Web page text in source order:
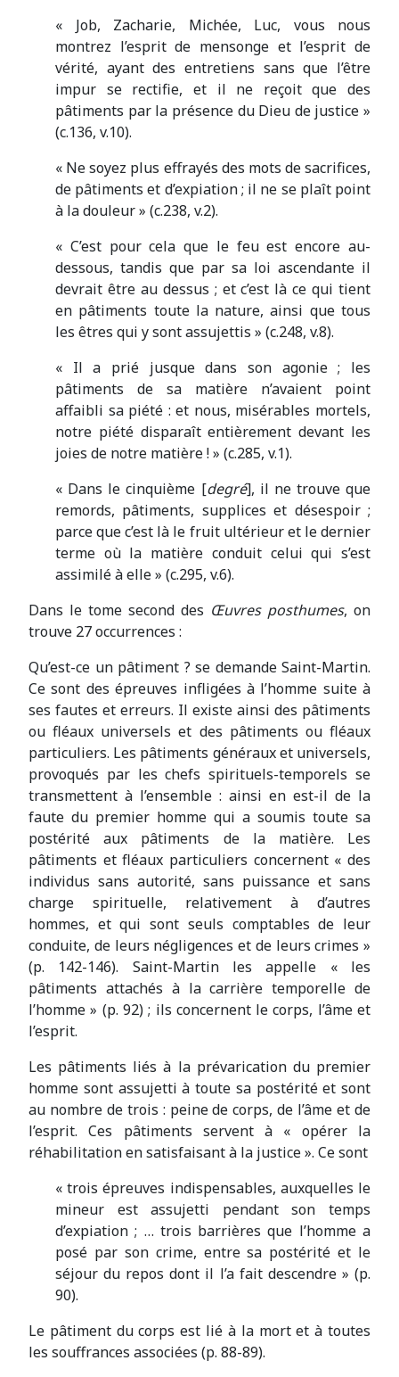
« Job, Zacharie, Michée, Luc, vous nous
montrez l’esprit de mensonge et l’esprit de
vérité, ayant des entretiens sans que l’être
impur se rectifie, et il ne reçoit que des
pâtiments par la présence du Dieu de justice »
(c.136, v.10).
« Ne soyez plus effrayés des mots de sacrifices,
de pâtiments et d’expiation ; il ne se plaît point
à la douleur » (c.238, v.2).
« C’est pour cela que le feu est encore au-
dessous, tandis que par sa loi ascendante il
devrait être au dessus ; et c’est là ce qui tient
en pâtiments toute la nature, ainsi que tous
les êtres qui y sont assujettis » (c.248, v.8).
« Il a prié jusque dans son agonie ; les
pâtiments de sa matière n’avaient point
affaibli sa piété : et nous, misérables mortels,
notre piété disparaît entièrement devant les
joies de notre matière ! » (c.285, v.1).
« Dans le cinquième [degré], il ne trouve que
remords, pâtiments, supplices et désespoir ;
parce que c’est là le fruit ultérieur et le dernier
terme où la matière conduit celui qui s’est
assimilé à elle » (c.295, v.6).
Dans le tome second des Œuvres posthumes, on
trouve 27 occurrences :
Qu’est-ce un pâtiment ? se demande Saint-Martin.
Ce sont des épreuves infligées à l’homme suite à
ses fautes et erreurs. Il existe ainsi des pâtiments
ou fléaux universels et des pâtiments ou fléaux
particuliers. Les pâtiments généraux et universels,
provoqués par les chefs spirituels-temporels se
transmettent à l’ensemble : ainsi en est-il de la
faute du premier homme qui a soumis toute sa
postérité aux pâtiments de la matière. Les
pâtiments et fléaux particuliers concernent « des
individus sans autorité, sans puissance et sans
charge spirituelle, relativement à d’autres
hommes, et qui sont seuls comptables de leur
conduite, de leurs négligences et de leurs crimes »
(p. 142-146). Saint-Martin les appelle « les
pâtiments attachés à la carrière temporelle de
l’homme » (p. 92) ; ils concernent le corps, l’âme et
l’esprit.
Les pâtiments liés à la prévarication du premier
homme sont assujetti à toute sa postérité et sont
au nombre de trois : peine de corps, de l’âme et de
l’esprit. Ces pâtiments servent à « opérer la
réhabilitation en satisfaisant à la justice ». Ce sont
« trois épreuves indispensables, auxquelles le
mineur est assujetti pendant son temps
d’expiation ; … trois barrières que l’homme a
posé par son crime, entre sa postérité et le
séjour du repos dont il l’a fait descendre » (p.
90).
Le pâtiment du corps est lié à la mort et à toutes
les souffrances associées (p. 88-89).